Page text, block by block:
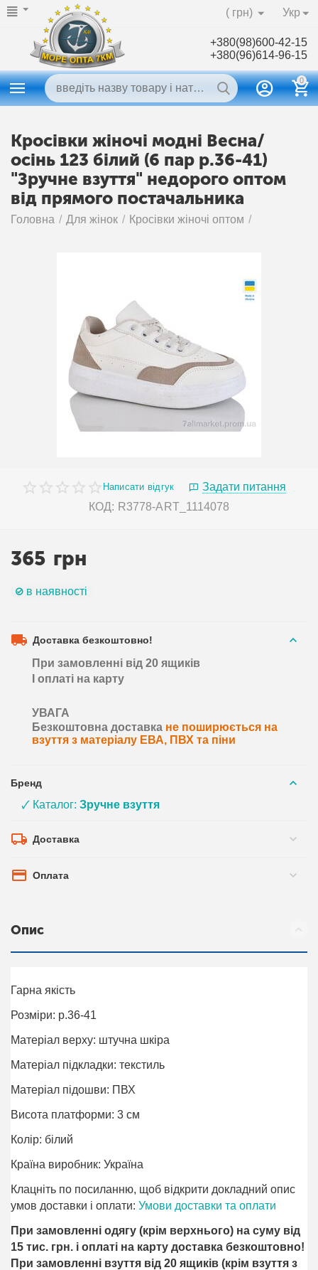
Укр
( грн)
+380(98)600-42-15
+380(96)614-96-15
0
Кросівки жіночі модні Весна/
осінь 123 білий (6 пар р.36-41)
"Зручне взуття" недорого оптом
від прямого постачальника
Головна / Для жінок / Кросівки жіночі оптом /
Написати відгук
Задати питання
КОД: R3778-ART_1114078
365 грн
в наявності
Доставка безкоштовно!
При замовленні від 20 ящиків
І оплаті на карту
УВАГА
Безкоштовна доставка не поширюється на
взуття з матеріалу ЕВА, ПВХ та піни
Бренд
🗸 Каталог:Зручне взуття
Доставка
Оплата
Опис
Гарна якість
Розміри: р.36-41
Матеріал верху: штучна шкіра
Матеріал підкладки: текстиль
Матеріал підошви: ПВХ
Висота платформи: 3 см
Колір: білий
Країна виробник: Україна
Клацніть по посиланню, щоб відкрити докладний опис
умов доставки і оплати:Умови доставки та оплати
При замовленні одягу (крім верхнього) на суму від
15 тис. грн. і оплаті на карту доставка безкоштовно!
При замовленні взуття від 20 ящиків (крім взуття з